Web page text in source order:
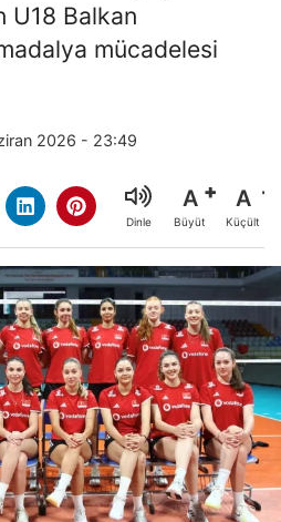
U18 Balkan
mücadelesi
2026 - 23:49
Dinle
A
Büyüt
A
Küçült